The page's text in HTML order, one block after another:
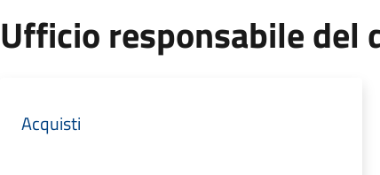
Ufficio responsabile del
Acquisti